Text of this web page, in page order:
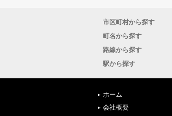
市区町村から探す
町名から探す
路線から探す
駅から探す
ホーム
会社概要